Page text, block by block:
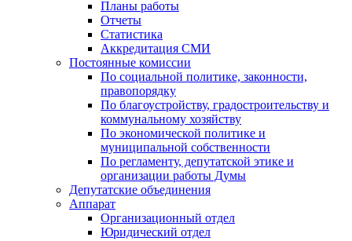
Планы работы
Отчеты
Статистика
Аккредитация СМИ
Постоянные комиссии
По социальной политике, законности,
правопорядку
По благоустройству, градостроительству и
коммунальному хозяйству
По экономической политике и
муниципальной собственности
По регламенту, депутатской этике и
организации работы Думы
Депутатские объединения
Аппарат
Организационный отдел
Юридический отдел